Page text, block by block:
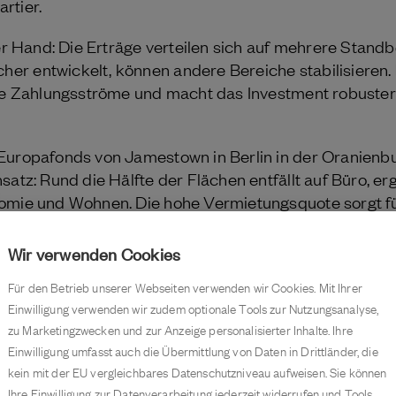
Hand: Die Erträge verteilen sich auf mehrere
entwickelt, können andere Bereiche
Zahlungsströme und macht das Investment
von Jamestown in Berlin in der
Rund die Hälfte der Flächen entfällt auf Büro,
und Wohnen. Die hohe Vermietungsquote sorgt
die teilweise noch unter dem aktuellen
bieten. Wertsteigerung entsteht hier nicht durch
im Bestand.
Mit überschaubarem Einsatz
Wir verwenden Cookies
Für den Betrieb unserer Webseiten verwenden wir Cookies. Mit Ihrer
Einwilligung verwenden wir zudem optionale Tools zur Nutzungsanalyse,
zu Marketingzwecken und zur Anzeige personalisierter Inhalte. Ihre
Einwilligung umfasst auch die Übermittlung von Daten in Drittländer, die
kein mit der EU vergleichbares Datenschutzniveau aufweisen. Sie können